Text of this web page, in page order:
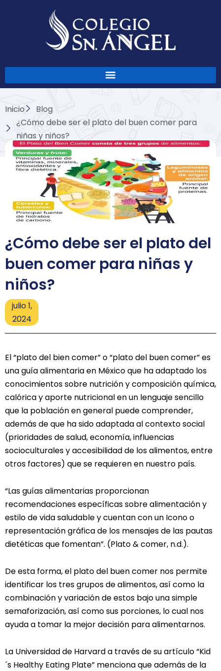
Inicio
Blog
¿Cómo debe ser el plato del buen comer para
niñas y niños?
¿Cómo debe ser el plato del
buen comer para niñas y
niños?
julio 1,
2024
El “plato del bien comer” o “plato del buen comer” es
una guía alimentaria en México que ha adaptado los
conocimientos sobre nutrición y composición química,
calórica y aporte nutricional en un lenguaje sencillo
que la población en general puede comprender,
además de que ha sido adaptada al contexto social
(prioridades de salud, economía, influencias
socioculturales y accesibilidad de los alimentos, entre
otros factores) que se requieren en nuestro país.
“Las guías alimentarias proporcionan
recomendaciones específicas sobre alimentación y
estilo de vida saludable y cuentan con un Icono o
representación gráfica de los mensajes de las pautas
dietéticas que fomentan”. (Plato & comer, n.d.).
De esta forma, el plato del buen comer nos permite
identificar los tres grupos de alimentos, así como la
combinación y variación de estos bajo una simple
semaforización, así como sus porciones, lo cual nos
ayuda a tomar la mejor decisión para alimentarnos.
La Universidad de Harvard a través de su artículo “Kid
´s Healthy Eating Plate” menciona que además de la